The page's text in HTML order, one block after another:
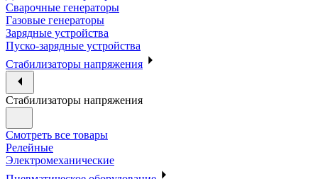
Сварочные генераторы
Газовые генераторы
Зарядные устройства
Пуско-зарядные устройства
Стабилизаторы напряжения
Стабилизаторы напряжения
Смотреть все товары
Релейные
Электромеханические